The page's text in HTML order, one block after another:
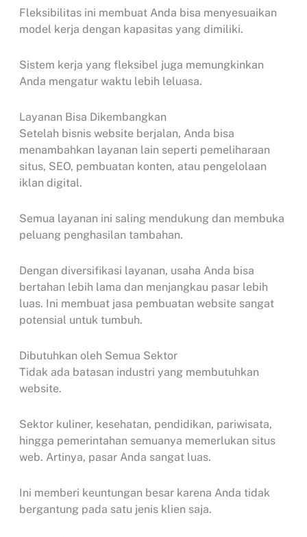
Fleksibilitas ini membuat Anda bisa menyesuaikan
model kerja dengan kapasitas yang dimiliki.
Sistem kerja yang fleksibel juga memungkinkan
Anda mengatur waktu lebih leluasa.
Layanan Bisa Dikembangkan
Setelah bisnis website berjalan, Anda bisa
menambahkan layanan lain seperti pemeliharaan
situs, SEO, pembuatan konten, atau pengelolaan
iklan digital.
Semua layanan ini saling mendukung dan membuka
peluang penghasilan tambahan.
Dengan diversifikasi layanan, usaha Anda bisa
bertahan lebih lama dan menjangkau pasar lebih
luas. Ini membuat jasa pembuatan website sangat
potensial untuk tumbuh.
Dibutuhkan oleh Semua Sektor
Tidak ada batasan industri yang membutuhkan
website.
Sektor kuliner, kesehatan, pendidikan, pariwisata,
hingga pemerintahan semuanya memerlukan situs
web. Artinya, pasar Anda sangat luas.
Ini memberi keuntungan besar karena Anda tidak
bergantung pada satu jenis klien saja.